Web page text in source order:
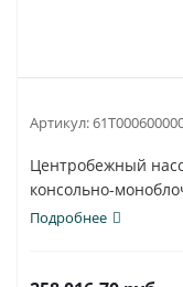
Артикул:
Центробежный
консольно-
Подробнее